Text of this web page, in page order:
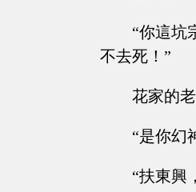
“你這坑
不去死！”
花家的
“是你幻
“扶東興